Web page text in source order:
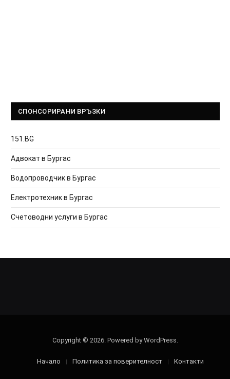
СПОНСОРИРАНИ ВРЪЗКИ
151.BG
Адвокат в Бургас
Водопроводчик в Бургас
Електротехник в Бургас
Счетоводни услуги в Бургас
Copyright © 2026. Powered by WordPress.
Начало Политика за поверителност Контакти